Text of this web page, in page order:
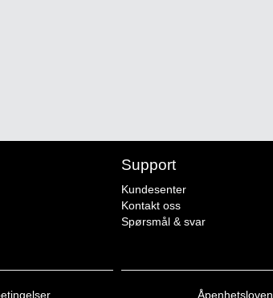
Support
Kundesenter
Kontakt oss
Spørsmål & svar
Åpenhetsloven